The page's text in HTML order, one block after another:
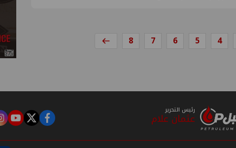
4
5
6
7
8
رئيس التحرير
عثمان علام facebook
twitter